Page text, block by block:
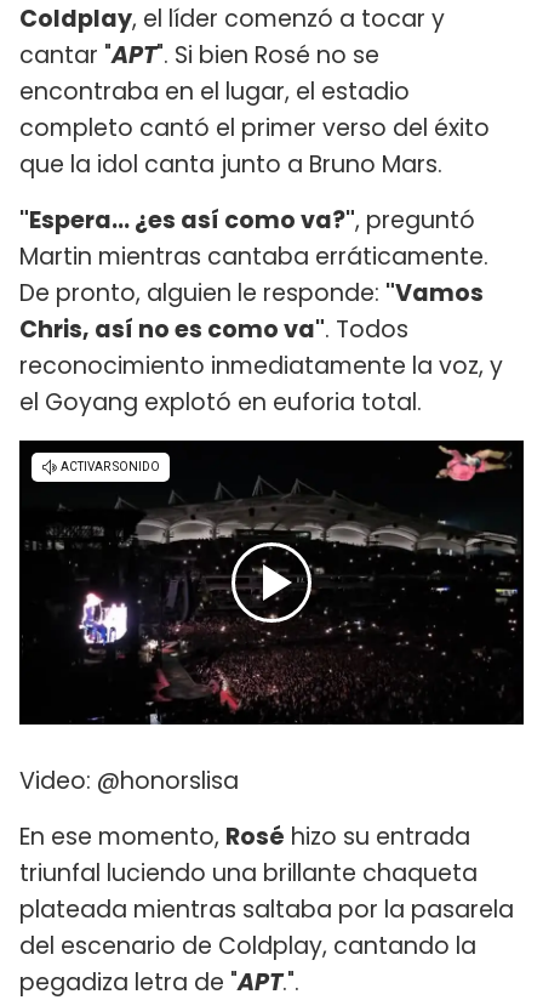
Coldplay, el líder comenzó a tocar y
cantar "APT". Si bien Rosé no se
encontraba en el lugar, el estadio
completo cantó el primer verso del éxito
que la idol canta junto a Bruno Mars.
"Espera... ¿es así como va?", preguntó
Martin mientras cantaba erráticamente.
De pronto, alguien le responde: "Vamos
Chris, así no es como va". Todos
reconocimiento inmediatamente la voz, y
el Goyang explotó en euforia total.
Video: @honorslisa
En ese momento, Rosé hizo su entrada
triunfal luciendo una brillante chaqueta
plateada mientras saltaba por la pasarela
del escenario de Coldplay, cantando la
pegadiza letra de "APT.".